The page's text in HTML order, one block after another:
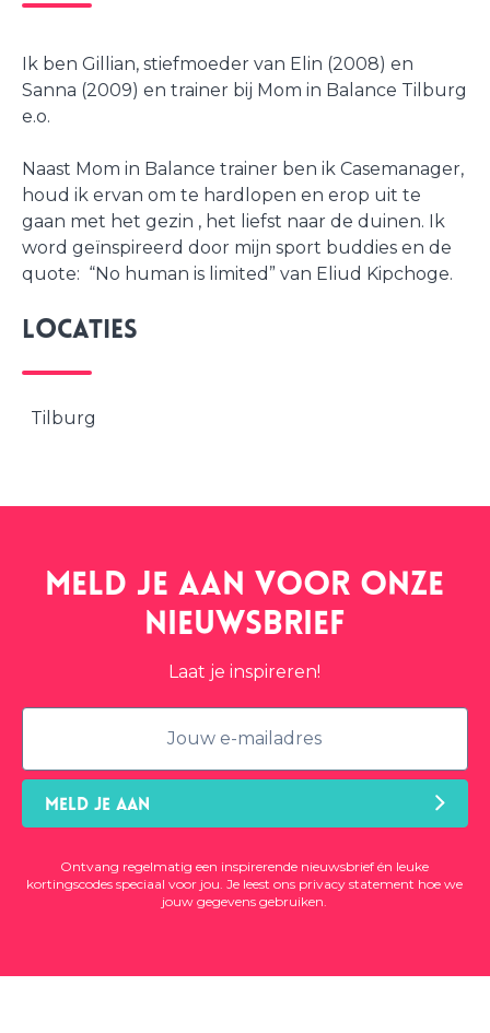
Ik ben Gillian, stiefmoeder van Elin (2008) en
Sanna (2009) en trainer bij Mom in Balance Tilburg
e.o.
Naast Mom in Balance trainer ben ik Casemanager,
houd ik ervan om te hardlopen en erop uit te
gaan met het gezin , het liefst naar de duinen. Ik
word geïnspireerd door mijn sport buddies en de
quote: “No human is limited” van Eliud Kipchoge.
Locaties
Tilburg
Meld je aan voor onze
nieuwsbrief
Laat je inspireren!
MELD JE AAN
Ontvang regelmatig een inspirerende nieuwsbrief én leuke
kortingscodes speciaal voor jou. Je leest ons privacy statement hoe we
jouw gegevens gebruiken.